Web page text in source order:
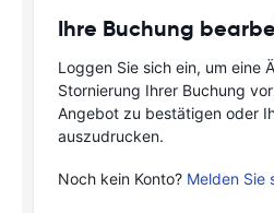
Ihre Buchung
Loggen Sie sich ein, um eine
Stornierung Ihrer Buchung
Angebot zu bestätigen oder
auszudrucken.
Noch kein Konto? Melden Sie